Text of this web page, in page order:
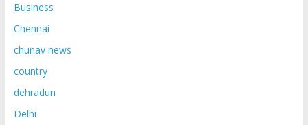
Business
Chennai
chunav news
country
dehradun
Delhi